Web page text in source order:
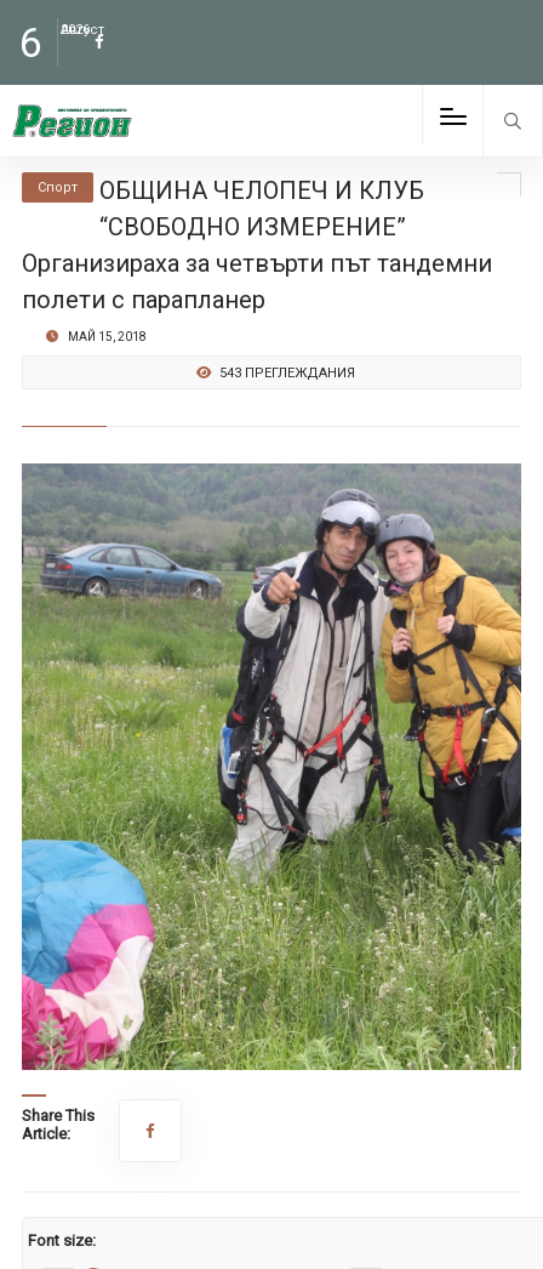
6 Август
2026
Спорт
ОБЩИНА ЧЕЛОПЕЧ И КЛУБ
“СВОБОДНО ИЗМЕРЕНИЕ”
Организираха за четвърти път тандемни
полети с парапланер
МАЙ 15, 2018
543 ПРЕГЛЕЖДАНИЯ
Share This
Article:
Font size: